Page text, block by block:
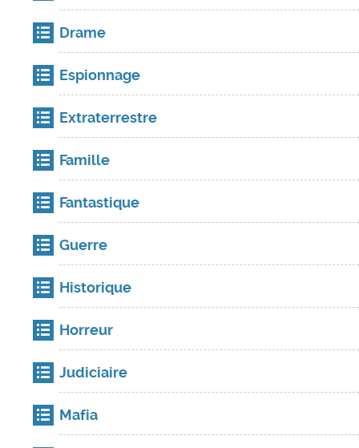
Drame
Espionnage
Extraterrestre
Famille
Fantastique
Guerre
Historique
Horreur
Judiciaire
Mafia